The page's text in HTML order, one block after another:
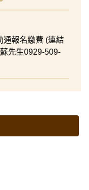
通報名繳費 (連結
先生0929-509-